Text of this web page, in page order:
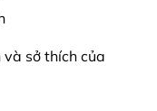
sở thích của